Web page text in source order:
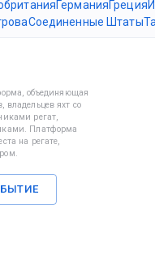
ГерманияГреция
Соединенные Штаты
объединяющая
владельцев яхт со
регат,
Платформа
на регате,